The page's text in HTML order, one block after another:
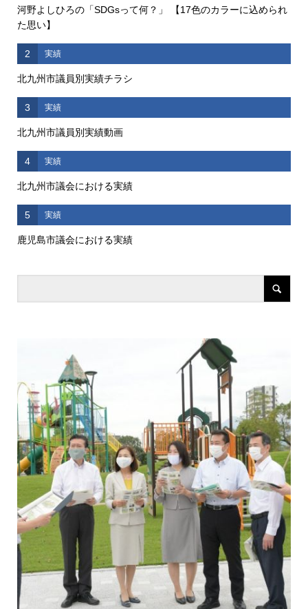
河野よしひろの「SDGsって何？」 【17色のカラーに込められ
た思い】
2 実績
北九州市議員別実績チラシ
3 実績
北九州市議員別実績動画
4 実績
北九州市議会における実績
5 実績
鹿児島市議会における実績